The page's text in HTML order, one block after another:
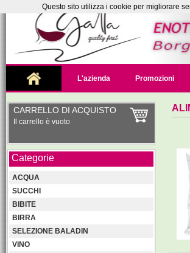
L'azienda Promozioni
CARRELLO DI ACQUISTO
Il carrello è vuoto
Categorie
ACQUA
SUCCHI
BIBITE
BIRRA
SELEZIONE BALADIN
VINO
Questo sito utilizza i cookie per migliorare